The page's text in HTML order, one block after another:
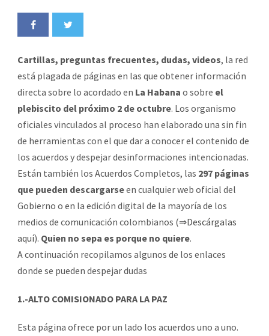
Cartillas, preguntas frecuentes, dudas, videos, la red
está plagada de páginas en las que obtener información
directa sobre lo acordado en La Habana o sobre el
plebiscito del próximo 2 de octubre. Los organismo
oficiales vinculados al proceso han elaborado una sin fin
de herramientas con el que dar a conocer el contenido de
los acuerdos y despejar desinformaciones intencionadas.
Están también los Acuerdos Completos, las 297 páginas
que pueden descargarseen cualquier web oficial del
Gobierno o en la edición digital de la mayoría de los
medios de comunicación colombianos (⇒Descárgalas
aquí). Quien no sepa es porque no quiere.
A continuación recopilamos algunos de los enlaces
donde se pueden despejar dudas
1.-ALTO COMISIONADO PARA LA PAZ
Esta página ofrece por un lado los acuerdos uno a uno.